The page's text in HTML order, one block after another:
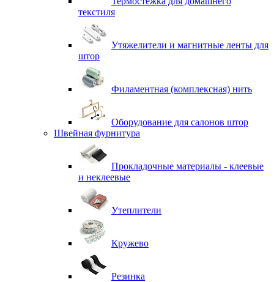
текстиля
Утяжелители и магнитные ленты для
штор
Филаментная (комплексная) нить
Оборудование для салонов штор
Швейная фурнитура
Прокладочные материалы - клеевые
и неклеевые
Утеплители
Кружево
Резинка